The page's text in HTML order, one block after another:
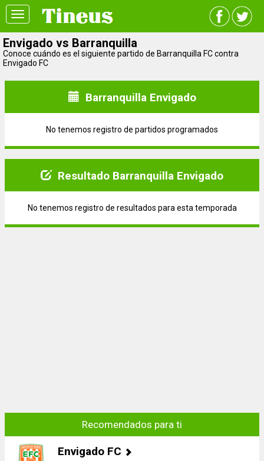
Toggle
navigation
Envigado vs Barranquilla
Conoce cuándo es el siguiente partido de Barranquilla FC contra
Envigado FC
Barranquilla Envigado
No tenemos registro de partidos programados
Resultado Barranquilla Envigado
No tenemos registro de resultados para esta temporada
Recomendados para ti
Envigado FC